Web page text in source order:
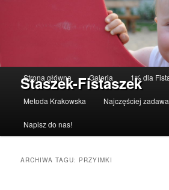
Staszek-Fistaszek
Przeskocz do tekstu
Przeskocz do widgetów
Strona główna Galeria 1% dla
Metoda Krakowska Najczęściej
Napisz do nas!
ARCHIWA TAGU: PRZYIMKI